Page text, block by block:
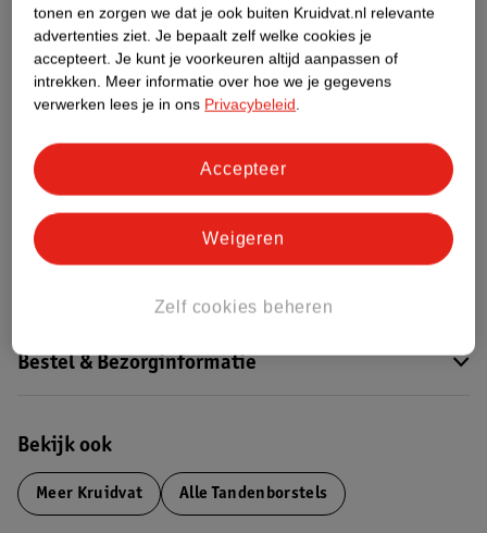
Over dit product
Productinformatie
Nature Impact Score
Dit product heeft (nog) geen Nature
Impact Score.
Bestel & Bezorginformatie
Bekijk ook
Meer Kruidvat Alle Tandenborstels
tonen en zorgen we dat je ook buiten Kruidvat.nl relevante
advertenties ziet. Je bepaalt zelf welke cookies je
accepteert. Je kunt je voorkeuren altijd aanpassen of
intrekken. Meer informatie over hoe we je gegevens
verwerken lees je in ons Privacybeleid.
Zelf cookies beheren
Weigeren
Accepteer